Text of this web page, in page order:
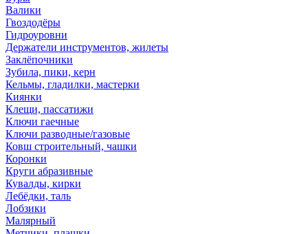
Валики
Гвоздодёры
Гидроуровни
Держатели инструментов, жилеты
Заклёпочники
Зубила, пики, керн
Кельмы, гладилки, мастерки
Киянки
Клещи, пассатижи
Ключи гаечные
Ключи разводные/газовые
Ковш строительный, чашки
Коронки
Круги абразивные
Кувалды, кирки
Лебёдки, таль
Лобзики
Малярный